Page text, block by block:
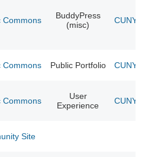
Commons
BuddyPress
(misc)
CUNY
Commons Public Portfolio CUNY
Commons
User
Experience
CUNY
Site